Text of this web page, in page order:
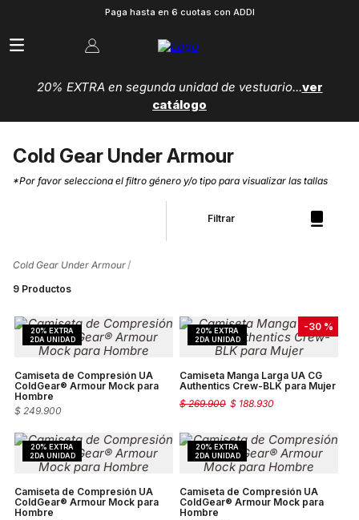
Paga hasta en 6 cuotas con ADDI
20% EXTRA en segunda unidad de vestuario...ver
catálogo
Cold Gear Under Armour
*Por favor selecciona el filtro género y/o tipo para visualizar las tallas
Filtrar
Cold Gear Under Armour
9 Productos
Camiseta de Compresión UA
ColdGear® Armour Mock para
Hombre
$ 249.900
-30 %
Camiseta Manga Larga UA CG
Authentics Crew-BLK para Mujer
$ 188.930
$ 269.900
Camiseta de Compresión UA
ColdGear® Armour Mock para
Hombre
Camiseta de Compresión UA
ColdGear® Armour Mock para
Hombre